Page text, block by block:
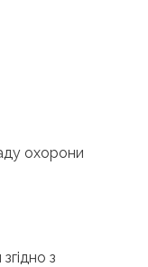
охорони
з